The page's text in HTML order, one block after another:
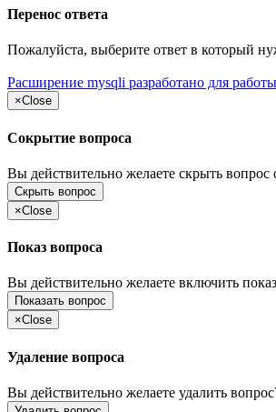
Перенос ответа
Пожалуйста, выберите ответ в который
Расширение mysqli разработано для
×Close
Сокрытие вопроса
Вы действительно желаете скрыть вопрос
Скрыть вопрос
×Close
Показ вопроса
Вы действительно желаете включить
Показать вопрос
×Close
Удаление вопроса
Вы действительно желаете удалить